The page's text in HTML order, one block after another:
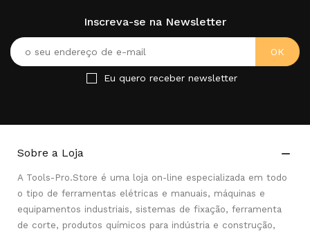
Inscreva-se na Newsletter
Eu quero receber newsletter
Sobre a Loja 
A Tools-Pro.Store é uma loja on-line especializada em todo
o tipo de ferramentas elétricas e manuais, máquinas e
equipamentos industriais, sistemas de fixação, ferramenta
de corte, produtos químicos para indústria e construção,